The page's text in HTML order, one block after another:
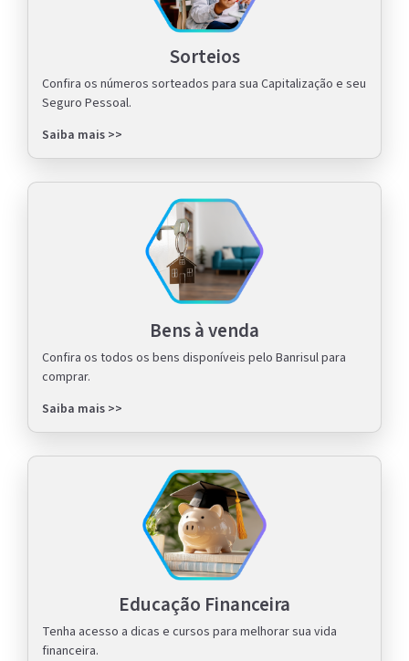
Sorteios
Confira os números sorteados para sua Capitalização e seu
Seguro Pessoal.
Saiba mais >>
Bens à venda
Confira os todos os bens disponíveis pelo Banrisul para
comprar.
Saiba mais >>
Educação Financeira
Tenha acesso a dicas e cursos para melhorar sua vida
financeira.